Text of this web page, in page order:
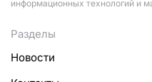
информационных технологий и
Разделы
Новости